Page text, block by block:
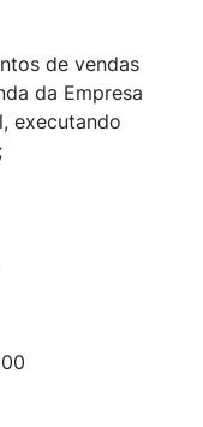
de vendas
da Empresa
executando